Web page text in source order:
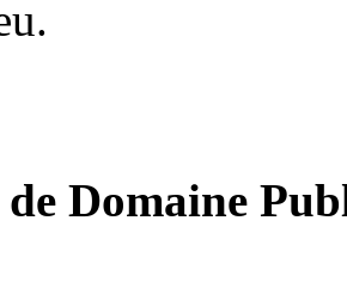
Domaine